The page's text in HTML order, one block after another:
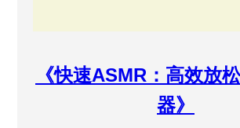
《快速ASMR：高效放
器》